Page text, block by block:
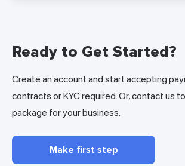
Ready to Get Started?
Create an account and start accepting
contracts or KYC required. Or, contact us
package for your business.
Make first step